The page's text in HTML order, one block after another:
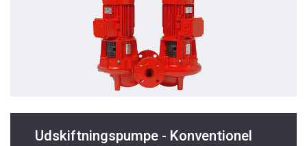
Udskiftningspumpe - Konventionel